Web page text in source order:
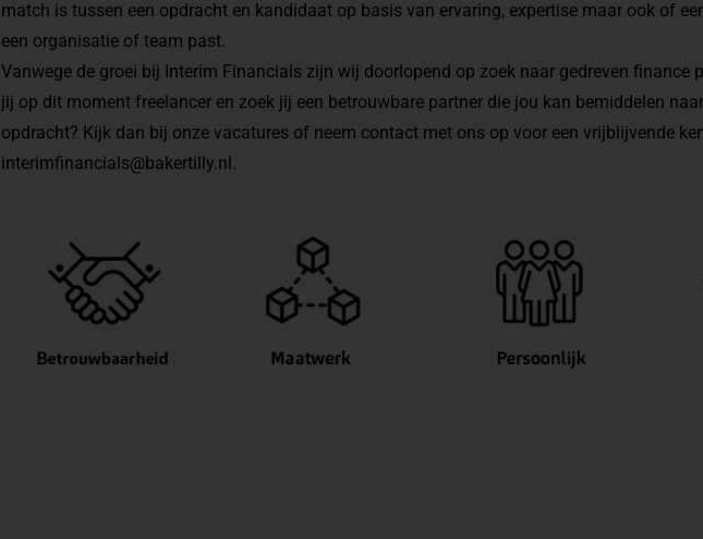
match is tussen een opdracht en kandidaat op basis van ervaring, expertise maar ook of
een organisatie of team past.
Vanwege de groei bij Interim Financials zijn wij doorlopend op zoek naar gedreven finance
jij op dit moment freelancer en zoek jij een betrouwbare partner die jou kan bemiddelen
opdracht? Kijk dan bij onze vacatures of neem contact met ons op voor een vrijblijvende
interimfinancials@bakertilly.nl.